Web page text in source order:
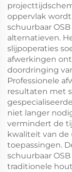
oppervlak
schuurbaar
alternatieven.
slijpoperaties
afwerkingen
doordringing
Professionele
resultaten met
niet langer
vermindert de
kwaliteit van de
toepassingen.
schuurbaar
traditionele